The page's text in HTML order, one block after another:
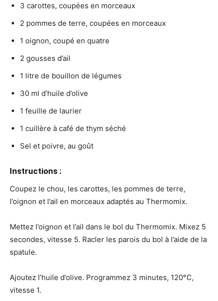
3 carottes, coupées en morceaux
2 pommes de terre, coupées en morceaux
1 oignon, coupé en quatre
2 gousses d’ail
1 litre de bouillon de légumes
30 ml d’huile d’olive
1 feuille de laurier
1 cuillère à café de thym séché
Sel et poivre, au goût
Instructions :
Coupez le chou, les carottes, les pommes de terre,
l’oignon et l’ail en morceaux adaptés au Thermomix.
Mettez l’oignon et l’ail dans le bol du Thermomix. Mixez 5
secondes, vitesse 5. Racler les parois du bol à l’aide de la
spatule.
Ajoutez l’huile d’olive. Programmez 3 minutes, 120°C,
vitesse 1.